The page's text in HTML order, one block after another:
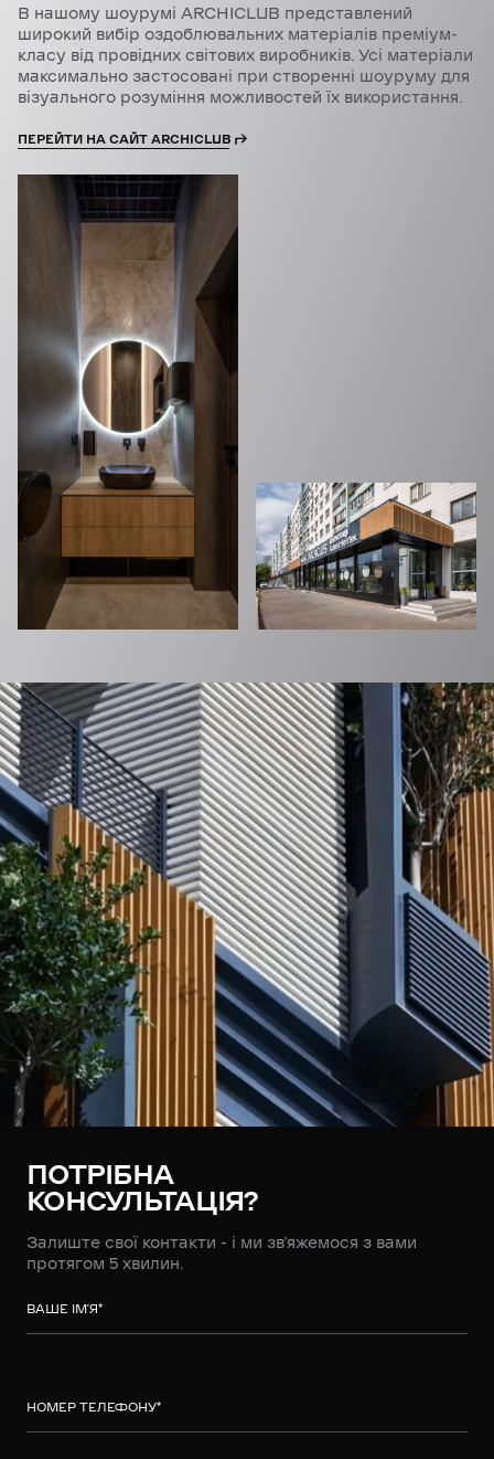
В нашому шоурумі ARCHICLUB представлений
широкий вибір оздоблювальних матеріалів преміум-
класу від провідних світових виробників. Усі матеріали
максимально застосовані при створенні шоуруму для
візуального розуміння можливостей їх використання.
ПЕРЕЙТИ НА САЙТ ARCHICLUB
ПОТРІБНА
КОНСУЛЬТАЦІЯ?
Залиште свої контакти - і ми зв’яжемося з вами
протягом 5 хвилин.
ВАШЕ ІМ’Я*
НОМЕР ТЕЛЕФОНУ*